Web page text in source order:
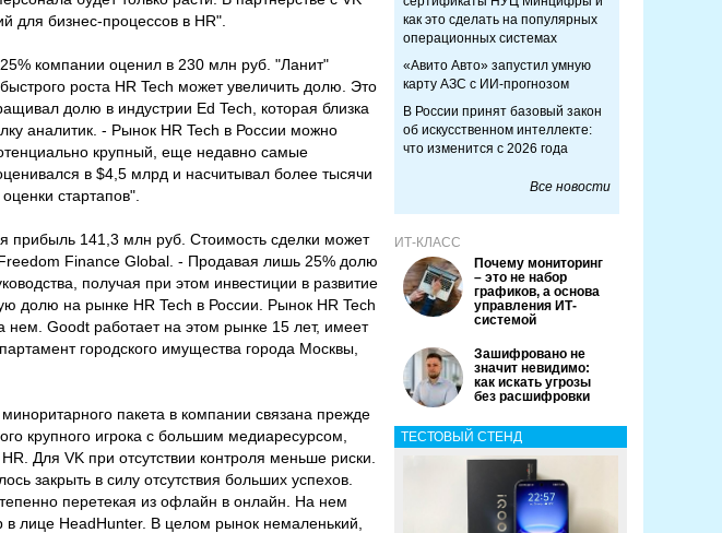
для бизнес-процессов в HR".
компании оценил в 230 млн руб. "Ланит"
роста HR Tech может увеличить долю. Это
долю в индустрии Ed Tech, которая близка
аналитик. - Рынок HR Tech в России можно
крупный, еще недавно самые
в $4,5 млрд и насчитывал более тысячи
стартапов".
прибыль 141,3 млн руб. Стоимость сделки может
Finance Global. - Продавая лишь 25% долю
получая при этом инвестиции в развитие
долю на рынке HR Tech в России. Рынок HR Tech
нем. Goodt работает на этом рынке 15 лет, имеет
городского имущества города Москвы,
пакета в компании связана прежде
крупного игрока с большим медиаресурсом,
Для VK при отсутствии контроля меньше риски.
закрыть в силу отсутствия больших успехов.
перетекая из офлайн в онлайн. На нем
в лице HeadHunter. В целом рынок немаленький,
как это сделать на популярных
операционных системах
«Авито Авто» запустил умную
карту АЗС с ИИ-прогнозом
В России принят базовый закон
об искусственном интеллекте:
что изменится с 2026 года
Все новости
ИТ-КЛАСС
Почему мониторинг
– это не набор
графиков, а основа
управления ИТ-
системой
Зашифровано не
значит невидимо:
как искать угрозы
без расшифровки
ТЕСТОВЫЙ СТЕНД